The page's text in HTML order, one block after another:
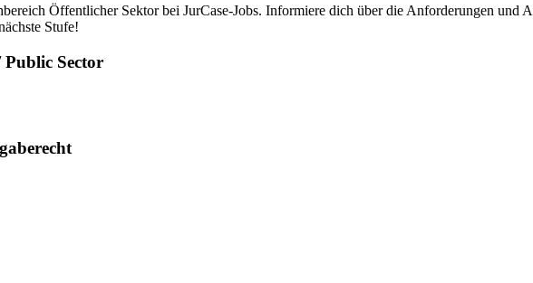
Öffentlicher Sektor bei JurCase-Jobs. Informiere dich über die Anforderungen und
Stufe!
Public Sector